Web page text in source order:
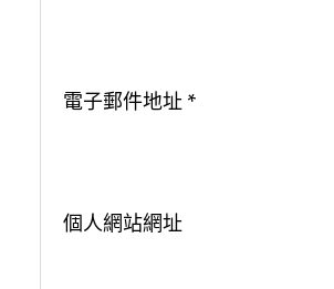
電子郵件地址 *
個人網站網址